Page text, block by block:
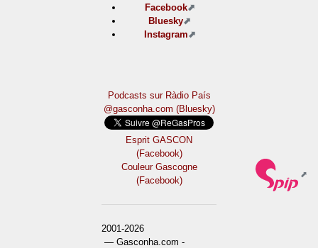
Facebook
Bluesky
Instagram
Podcasts sur Ràdio País
@gasconha.com (Bluesky)
Esprit GASCON
(Facebook)
Couleur Gascogne
(Facebook)
2001-2026
— Gasconha.com -